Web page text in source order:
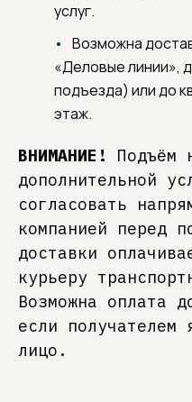
услуг.
Возможна
«Деловые линии»,
подъезда) или до
этаж.
ВНИМАНИЕ!
Подъём
дополнительной
согласовать
компанией перед
доставки
курьеру
Возможна оплата
если получателем
лицо.